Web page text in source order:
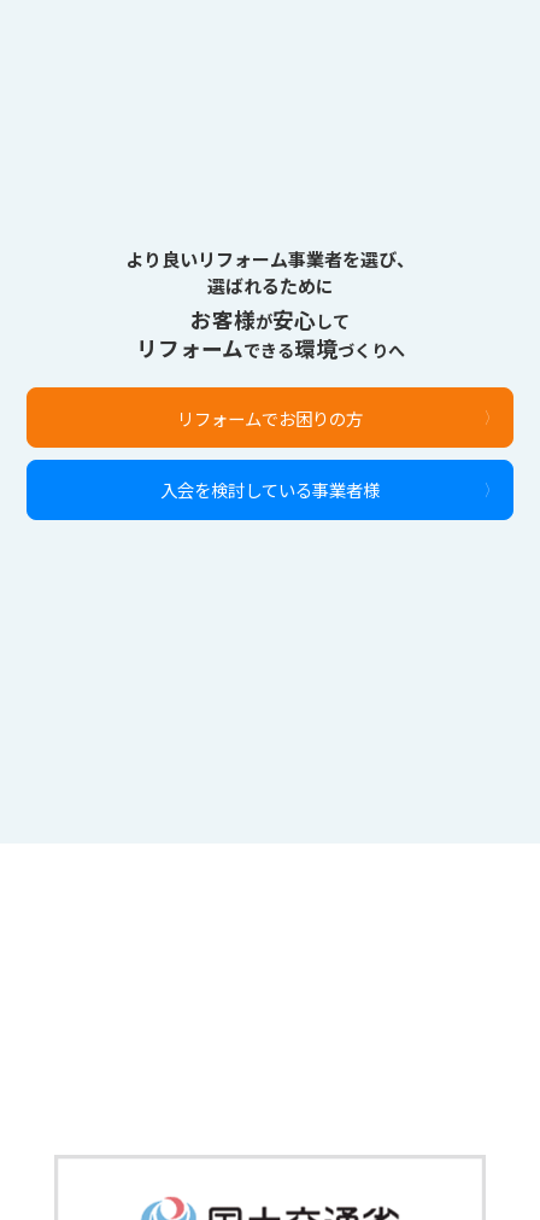
より良いリフォーム事業者を選び、
選ばれるために
お客様が安心して
リフォームできる環境づくりへ
リフォームでお困りの方
入会を検討している事業者様